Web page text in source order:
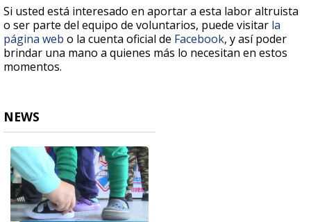
Si usted está interesado en aportar a esta labor altruista
o ser parte del equipo de voluntarios, puede visitar la
página web o la cuenta oficial de Facebook, y así poder
brindar una mano a quienes más lo necesitan en estos
momentos.
NEWS